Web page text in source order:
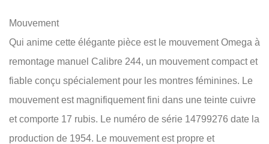
Mouvement
Qui anime cette élégante pièce est le mouvement Omega à
remontage manuel Calibre 244, un mouvement compact et
fiable conçu spécialement pour les montres féminines. Le
mouvement est magnifiquement fini dans une teinte cuivre
et comporte 17 rubis. Le numéro de série 14799276 date la
production de 1954. Le mouvement est propre et